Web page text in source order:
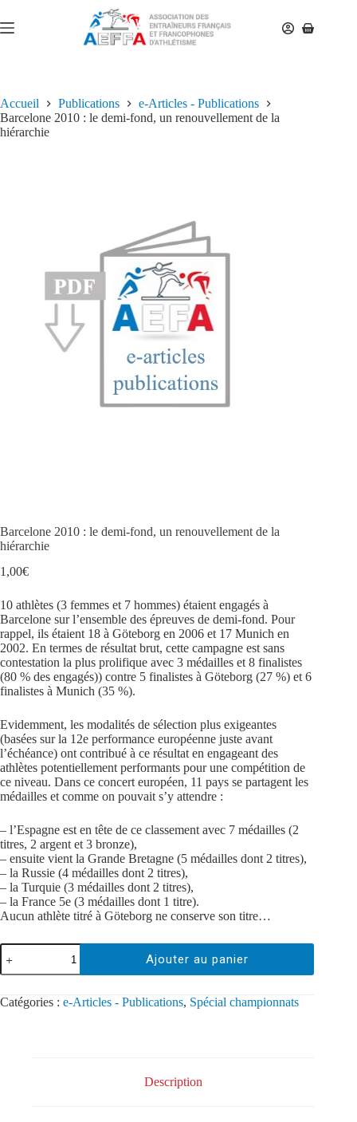
Accueil Publications
e-Articles - Publications
Barcelone 2010 : le demi-fond, un renouvellement de la
hiérarchie
Barcelone 2010 : le demi-fond, un renouvellement de la
hiérarchie
1,00€
10 athlètes (3 femmes et 7 hommes) étaient engagés à
Barcelone sur l’ensemble des épreuves de demi-fond. Pour
rappel, ils étaient 18 à Göteborg en 2006 et 17 Munich en
2002. En termes de résultat brut, cette campagne est sans
contestation la plus prolifique avec 3 médailles et 8 finalistes
(80 % des engagés)) contre 5 finalistes à Göteborg (27 %) et 6
finalistes à Munich (35 %).
Evidemment, les modalités de sélection plus exigeantes
(basées sur la 12e performance européenne juste avant
l’échéance) ont contribué à ce résultat en engageant des
athlètes potentiellement performants pour une compétition de
ce niveau. Dans ce concert européen, 11 pays se partagent les
médailles et comme on pouvait s’y attendre :
– l’Espagne est en tête de ce classement avec 7 médailles (2
titres, 2 argent et 3 bronze),
– ensuite vient la Grande Bretagne (5 médailles dont 2 titres),
– la Russie (4 médailles dont 2 titres),
– la Turquie (3 médailles dont 2 titres),
– la France 5e (3 médailles dont 1 titre).
Aucun athlète titré à Göteborg ne conserve son titre…
Ajouter au panier
Catégories : e-Articles - Publications, Spécial championnats
Description